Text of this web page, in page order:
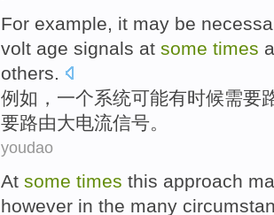
For example, it may be
volt age signals at some times
others.
例如 ， 一个系统可能有时候需要
要路由大电流信号。
youdao
At some times this approach
however in the many